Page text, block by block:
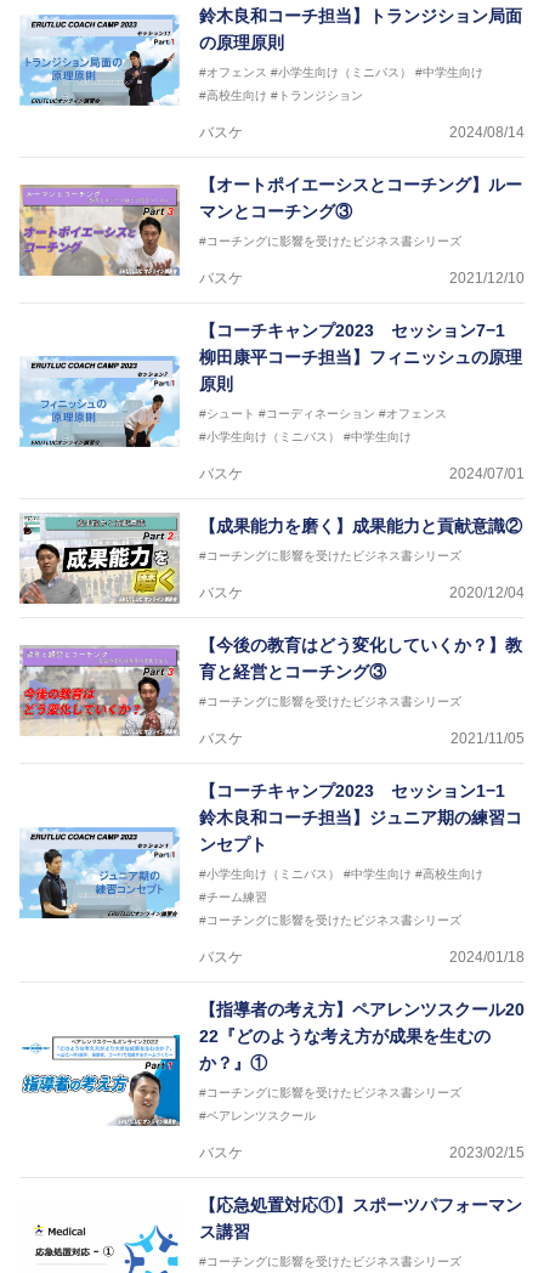
鈴木良和コーチ担当】トランジション局面
の原理原則
#オフェンス #小学生向け（ミニバス）
#中学生向け
#高校生向け #トランジション
バスケ 2024/08/14
【オートポイエーシスとコーチング】ルー
マンとコーチング③
#コーチングに影響を受けたビジネス書シリーズ
バスケ 2021/12/10
【コーチキャンプ2023 セッション7−1
柳田康平コーチ担当】フィニッシュの原理
原則
#シュート #コーディネーション #オフェンス
#小学生向け（ミニバス）
#中学生向け
バスケ 2024/07/01
【成果能力を磨く】成果能力と貢献意識②
#コーチングに影響を受けたビジネス書シリーズ
バスケ 2020/12/04
【今後の教育はどう変化していくか？】教
育と経営とコーチング③
#コーチングに影響を受けたビジネス書シリーズ
バスケ 2021/11/05
【コーチキャンプ2023 セッション1−1
鈴木良和コーチ担当】ジュニア期の練習コ
ンセプト
#小学生向け（ミニバス） #中学生向け #高校生向け
#チーム練習
#コーチングに影響を受けたビジネス書シリーズ
バスケ 2024/01/18
【指導者の考え方】ペアレンツスクール20
22『どのような考え方が成果を生むの
か？』①
#コーチングに影響を受けたビジネス書シリーズ
#ペアレンツスクール
バスケ 2023/02/15
【応急処置対応①】スポーツパフォーマン
ス講習
#コーチングに影響を受けたビジネス書シリーズ